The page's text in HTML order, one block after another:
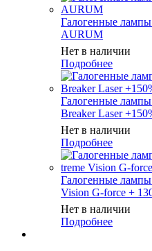
Галогенные
AURUM
Нет в наличии
Подробнее
Галогенные
Breaker Laser
Нет в наличии
Подробнее
Галогенные
Vision G-force +
Нет в наличии
Подробнее